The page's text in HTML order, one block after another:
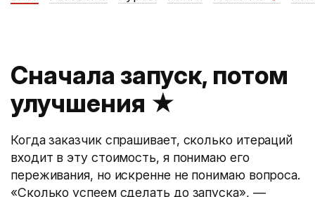
Сначала запуск, потом
улучшения ★
Когда заказчик спрашивает, сколько итераций
входит в эту стоимость, я понимаю его
переживания, но искренне не понимаю вопроса.
«Сколько успеем сделать до запуска», —